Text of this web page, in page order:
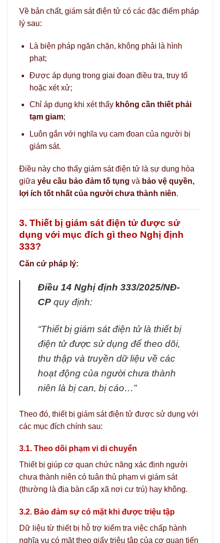
Về bản chất, giám sát điện tử có các đặc điểm pháp
lý sau:
Là biện pháp ngăn chặn, không phải là hình
phạt;
Được áp dụng trong giai đoạn điều tra, truy tố
hoặc xét xử;
Chỉ áp dụng khi xét thấy không cần thiết phải
tạm giam;
Luôn gắn với nghĩa vụ cam đoan của người bị
giám sát.
Điều này cho thấy giám sát điện tử là sự dung hòa
giữa yêu cầu bảo đảm tố tụng và bảo vệ quyền,
lợi ích tốt nhất của người chưa thành niên.
3. Thiết bị giám sát điện tử được sử
dụng với mục đích gì theo Nghị định
333?
Căn cứ pháp lý:
Điều 14 Nghị định 333/2025/NĐ-
CP quy định:
“Thiết bị giám sát điện tử là thiết bị
điện tử được sử dụng để theo dõi,
thu thập và truyền dữ liệu về các
hoạt động của người chưa thành
niên là bị can, bị cáo…”
Theo đó, thiết bị giám sát điện tử được sử dụng với
các mục đích chính sau:
3.1. Theo dõi phạm vi di chuyển
Thiết bị giúp cơ quan chức năng xác định người
chưa thành niên có tuân thủ phạm vi giám sát
(thường là địa bàn cấp xã nơi cư trú) hay không.
3.2. Bảo đảm sự có mặt khi được triệu tập
Dữ liệu từ thiết bị hỗ trợ kiểm tra việc chấp hành
nghĩa vụ có mặt theo giấy triệu tập của cơ quan tiến